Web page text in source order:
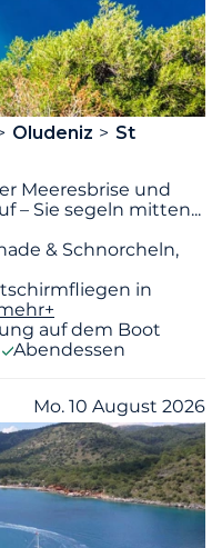
Oludeniz
St
Meeresbrise und
– Sie segeln mitten...
& Schnorcheln,
in
auf dem Boot
Abendessen
Mo. 10 August 2026